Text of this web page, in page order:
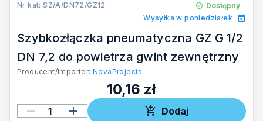
Nr kat: SZ/A/DN72/GZ12
Dostępny
Wysyłka w poniedziałek
Szybkozłączka pneumatyczna GZ G 1/2
DN 7,2 do powietrza gwint zewnętrzny
Producent/Importer:NovaProjects
10,16 zł
Dodaj